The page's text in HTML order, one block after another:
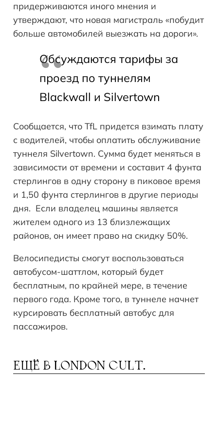
придерживаются иного мнения и
утверждают, что новая магистраль «побудит
больше автомобилей выезжать на дороги».
Обсуждаются тарифы за
проезд по туннелям
Blackwall и Silvertown
Сообщается, что TfL придется взимать плату
с водителей, чтобы оплатить обслуживание
туннеля Silvertown. Сумма будет меняться в
зависимости от времени и составит 4 фунта
стерлингов в одну сторону в пиковое время
и 1,50 фунта стерлингов в другие периоды
дня. Если владелец машины является
жителем одного из 13 близлежащих
районов, он имеет право на скидку 50%.
Велосипедисты смогут воспользоваться
автобусом-шаттлом, который будет
бесплатным, по крайней мере, в течение
первого года. Кроме того, в туннеле начнет
курсировать бесплатный автобус для
пассажиров.
ЕЩЁ В LONDON CULT.